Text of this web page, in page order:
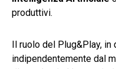
produttivi.
Il ruolo del Plug&Play,
indipendentemente dal